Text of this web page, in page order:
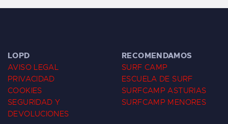
LOPD
AVISO LEGAL
PRIVACIDAD
COOKIES
SEGURIDAD Y
DEVOLUCIONES
RECOMENDAMOS
SURF CAMP
ESCUELA DE SURF
SURFCAMP ASTURIAS
SURFCAMP MENORES